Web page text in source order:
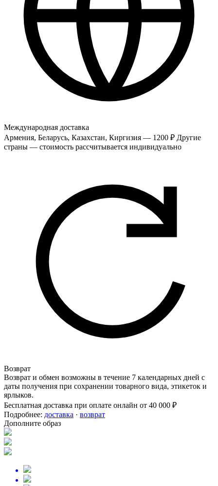
Международная доставка
Армения, Беларусь, Казахстан, Киргизия — 1200 ₽ Другие
страны — стоимость рассчитывается индивидуально
Возврат
Возврат и обмен возможны в течение 7 календарных дней с
даты получения при сохранении товарного вида, этикеток и
ярлыков.
Бесплатная доставка при оплате онлайн от 40 000 ₽
Подробнее: доставка · возврат
Дополните образ